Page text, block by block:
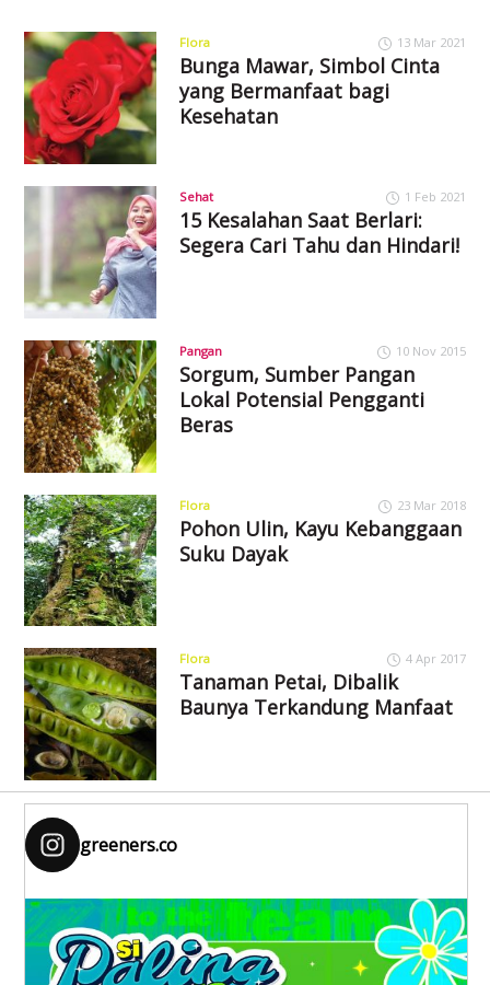
Flora 13 Mar 2021
Bunga Mawar, Simbol Cinta
yang Bermanfaat bagi
Kesehatan
Sehat 1 Feb 2021
15 Kesalahan Saat Berlari:
Segera Cari Tahu dan Hindari!
Pangan 10 Nov 2015
Sorgum, Sumber Pangan
Lokal Potensial Pengganti
Beras
Flora 23 Mar 2018
Pohon Ulin, Kayu Kebanggaan
Suku Dayak
Flora 4 Apr 2017
Tanaman Petai, Dibalik
Baunya Terkandung Manfaat
greeners.co